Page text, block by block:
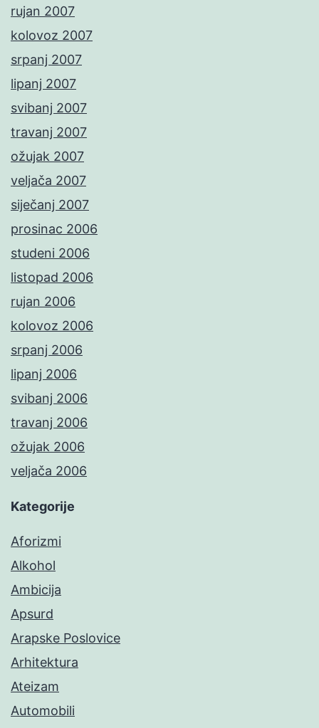
rujan 2007
kolovoz 2007
srpanj 2007
lipanj 2007
svibanj 2007
travanj 2007
ožujak 2007
veljača 2007
siječanj 2007
prosinac 2006
studeni 2006
listopad 2006
rujan 2006
kolovoz 2006
srpanj 2006
lipanj 2006
svibanj 2006
travanj 2006
ožujak 2006
veljača 2006
Kategorije
Aforizmi
Alkohol
Ambicija
Apsurd
Arapske Poslovice
Arhitektura
Ateizam
Automobili